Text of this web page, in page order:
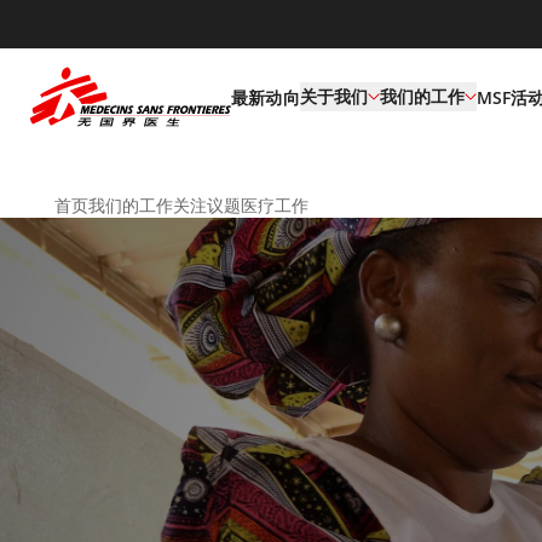
最新动向关于我们 我们的工作 MSF活
首页我们的工作关注议题医疗工作